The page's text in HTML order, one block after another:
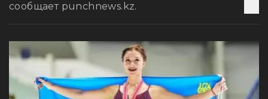
сообщает punchnews.kz.